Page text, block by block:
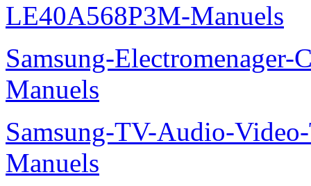
LE40A568P3M-Manuels
Samsung-
Manuels
Samsung-TV-Audio-
Manuels